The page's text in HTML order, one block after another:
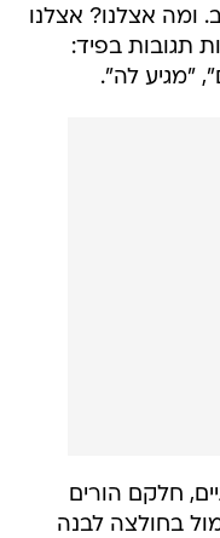
ומה אצלנו? אצלנו
תגובות בפיד:
"מגיע לה".
חלקם הורים
בחולצה לבנה